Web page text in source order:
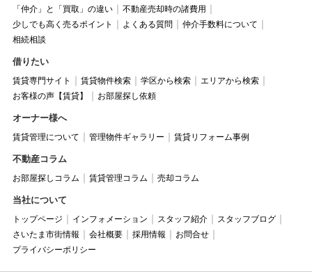
「仲介」と「買取」の違い
不動産売却時の諸費用
少しでも高く売るポイント
よくある質問
仲介手数料について
相続相談
借りたい
賃貸専門サイト 賃貸物件検索 学区から検索
エリアから検索
お客様の声【賃貸】
お部屋探し依頼
オーナー様へ
賃貸管理について 管理物件ギャラリー 賃貸リフォーム事例
不動産コラム
お部屋探しコラム 賃貸管理コラム 売却コラム
当社について
トップページ インフォメーション スタッフ紹介
スタッフブログ
さいたま市街情報
会社概要 採用情報
お問合せ
プライバシーポリシー